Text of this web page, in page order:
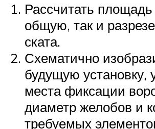
Рассчитать
общую, так и
ската.
Схематично
будущую установку,
места фиксации
диаметр желобов и
требуемых